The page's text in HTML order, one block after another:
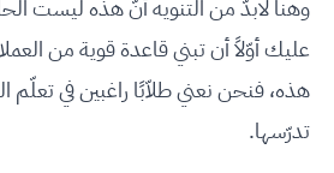
وهنا لابدّ من التنويه أنّ هذه ليست
عليك أوّلاً أن تبني قاعدة قوية من
هذه، فنحن نعني طلاّبًا راغبين في تعلّم
تدرّسها.